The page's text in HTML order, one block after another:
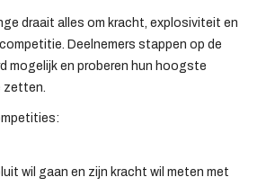
draait alles om kracht, explosiviteit en
Deelnemers stappen op de
mogelijk en proberen hun hoogste
zetten.
wil gaan en zijn kracht wil meten met